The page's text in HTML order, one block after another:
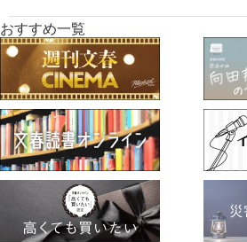
おすすめ一覧